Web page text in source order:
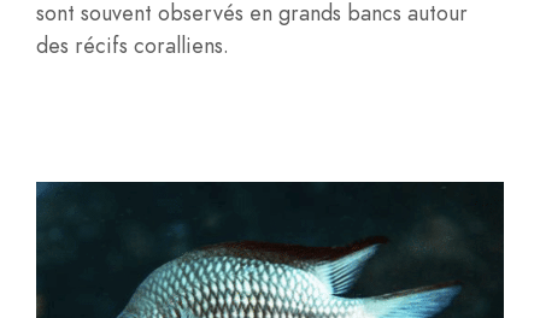
sont souvent observés en grands bancs autour
des récifs coralliens.